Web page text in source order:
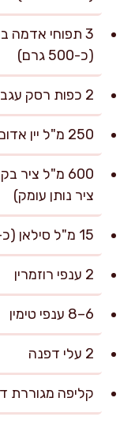
3 תפוחי אדמה
(כ-500 גרם)
2 כפות רסק עגבניות (כ-40 גרם)
250 מ"ל יין אדום יבש
600 מ"ל
ציר נותן עומק)
15 מ"ל סילאן (כ-1 כף)
2 ענפי רוזמרין
6–8 ענפי טימין
2 עלי דפנה
קליפה מגוררת דק מ-1 לימון (רק